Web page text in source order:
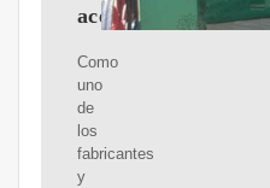
aceite
Como
uno
de
los
fabricantes
y